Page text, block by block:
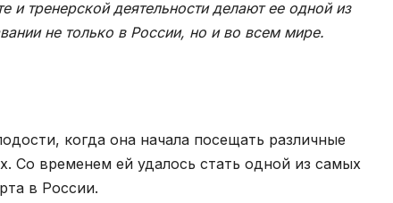
тренерской деятельности делают ее одной из
не только в России, но и во всем мире.
когда она начала посещать различные
Со временем ей удалось стать одной из самых
в России.